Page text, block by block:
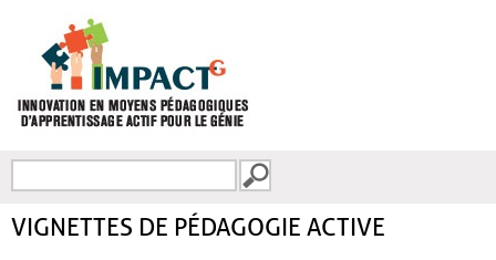
FORMULAIRE DE
VIGNETTES DE PÉDAGOGIE ACTIVE